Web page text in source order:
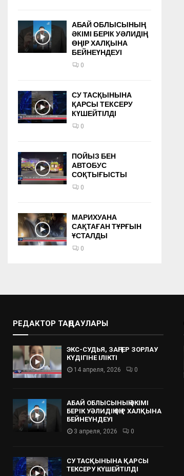
АБАЙ ОБЛЫСЫНЫҢ
ӘКІМІ БЕРІК УӘЛИДІҢ
ӨҢІР ХАЛҚЫНА
БЕЙНЕҮНДЕУІ
0
СУ ТАСҚЫНЫНА
ҚАРСЫ ТЕКСЕРУ
КҮШЕЙТІЛДІ
0
ПОЙЫЗ БЕН
АВТОБУС
СОҚТЫҒЫСТЫ
0
МАРИХУАНА
САҚТАҒАН ТҰРҒЫН
ҰСТАЛДЫ
0
РЕДАКТОР ТАҢДАУЛАРЫ
ЭКС-СУДЬЯ, ЗАҢГЕР ЗОРЛАУ
КҮДІГІНЕ ІЛІКТІ
14 апреля, 2026 0
АБАЙ ОБЛЫСЫНЫҢ ӘКІМІ
БЕРІК УӘЛИДІҢ ӨҢІР ХАЛҚЫНА
БЕЙНЕҮНДЕУІ
3 апреля, 2026 0
СУ ТАСҚЫНЫНА ҚАРСЫ
ТЕКСЕРУ КҮШЕЙТІЛДІ